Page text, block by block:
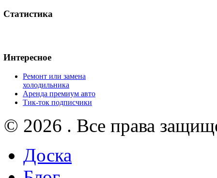
Статистика
Интересное
Ремонт или замена
холодильника
Аренда премиум авто
Тик-ток подписчики
© 2026 . Все права
Доска